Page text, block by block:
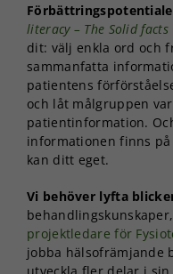
literacy – The Solid facts
dit: välj enkla ord och
sammanfatta
patientens
och låt målgruppen
patientinformation.
informationen finns
kan ditt eget.
Vi behöver lyfta
projektledare för
jobba hälsofrämjande